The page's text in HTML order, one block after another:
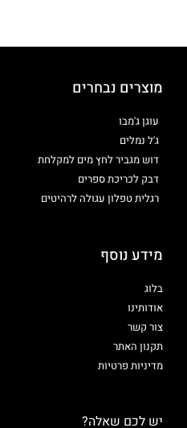
מוצרים נבחרים
עוגן ג'מבו
ג'ל נמלים
דוש מגביר לחץ מים למקלחת
דבק לכריכת ספרים
רגלית טפלון עגולה לרהיטים
מידע נוסף
בלוג
אודותינו
צור קשר
תקנון האתר
מדיניות פרטיות
יש לכם שאלה?